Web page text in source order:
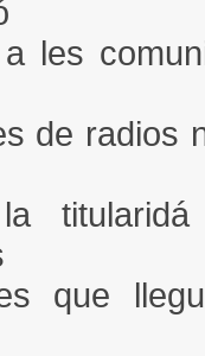
les
de radios
la
que